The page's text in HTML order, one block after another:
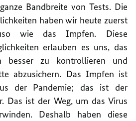
Bandbreite von Tests. Die
haben wir heute zuerst
wie das Impfen. Diese
erlauben es uns, das
besser zu kontrollieren und
abzusichern. Das Impfen ist
der Pandemie; das ist der
Das ist der Weg, um das Virus
Deshalb haben diese